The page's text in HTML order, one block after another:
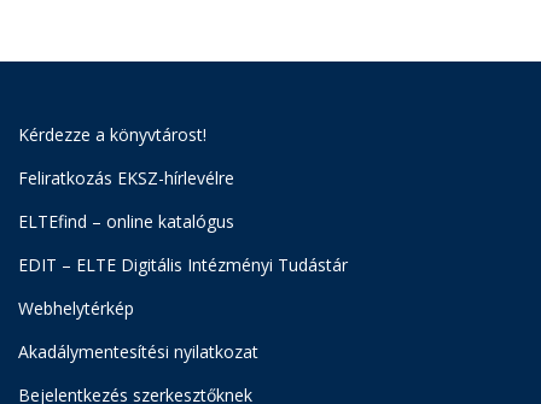
Kérdezze a könyvtárost!
Feliratkozás EKSZ-hírlevélre
ELTEfind – online katalógus
EDIT – ELTE Digitális Intézményi Tudástár
Webhelytérkép
Akadálymentesítési nyilatkozat
Bejelentkezés szerkesztőknek